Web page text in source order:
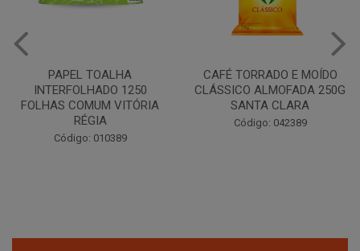
PAPEL TOALHA
INTERFOLHADO 1250
FOLHAS COMUM VITÓRIA
RÉGIA
Código: 010389
CAFÉ TORRADO E MOÍDO
CLÁSSICO ALMOFADA 250G
SANTA CLARA
Código: 042389